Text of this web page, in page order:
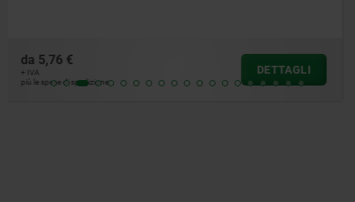
da7,83 €
+ IVA
più le spese di spedizione
DETTAGLI